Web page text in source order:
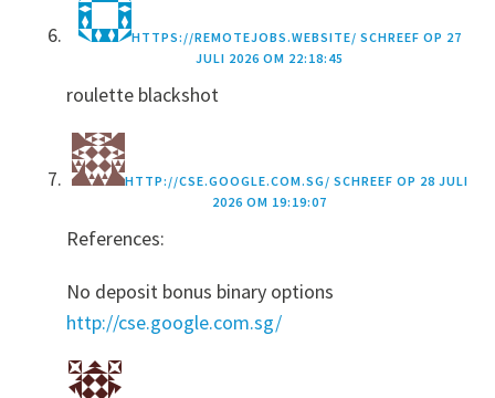
HTTPS://REMOTEJOBS.WEBSITE/ SCHREEF OP 27
JULI 2026 OM 22:18:45
roulette blackshot
HTTP://CSE.GOOGLE.COM.SG/ SCHREEF OP 28 JULI
2026 OM 19:19:07
References:
No deposit bonus binary options
http://cse.google.com.sg/